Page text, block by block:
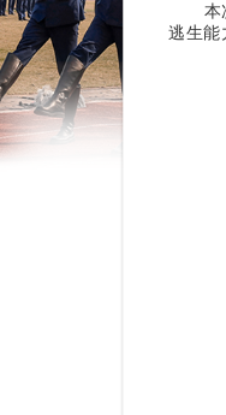
本次
逃生能